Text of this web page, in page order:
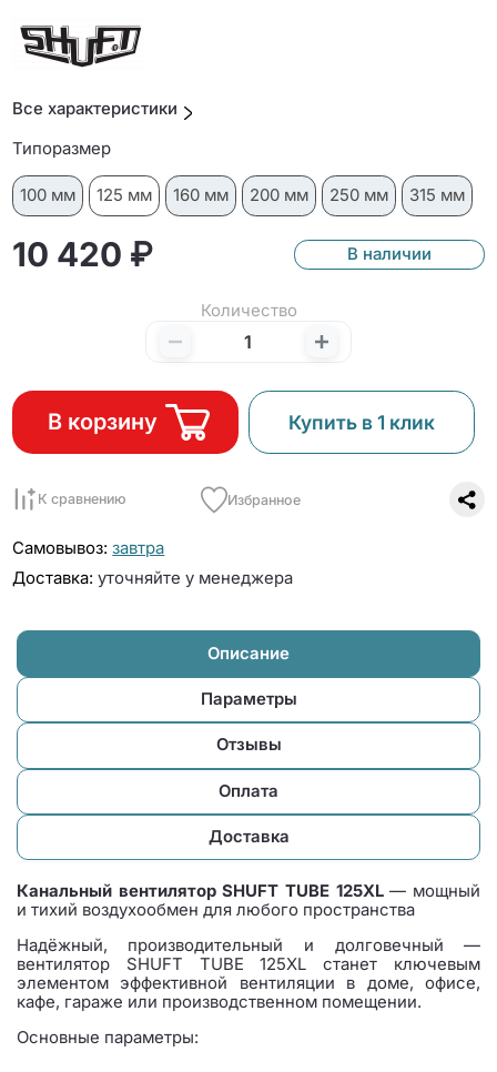
Все характеристики
Типоразмер
100 мм 125 мм 160 мм 200 мм 250 мм 315 мм
10 420 ₽ В наличии
Количество
В корзину Купить в 1 клик
К сравнению Избранное
Самовывоз: завтра
Доставка: уточняйте у менеджера
Описание
Параметры
Отзывы
Оплата
Доставка
Канальный вентилятор SHUFT TUBE 125XL— мощный
и тихий воздухообмен для любого пространства
Надёжный, производительный и долговечный —
вентилятор SHUFT TUBE 125XL станет ключевым
элементом эффективной вентиляции в доме, офисе,
кафе, гараже или производственном помещении.
Основные параметры: